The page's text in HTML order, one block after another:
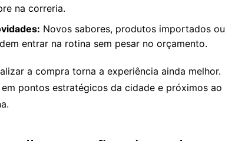
na correria.
Novos sabores, produtos importados ou
entrar na rotina sem pesar no orçamento.
a compra torna a experiência ainda melhor.
pontos estratégicos da cidade e próximos ao